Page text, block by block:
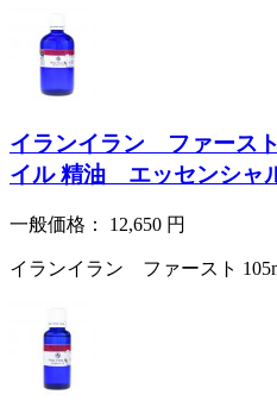
イランイラン ファース
イル 精油 エッセンシャ
一般価格： 12,650 円
イランイラン ファースト